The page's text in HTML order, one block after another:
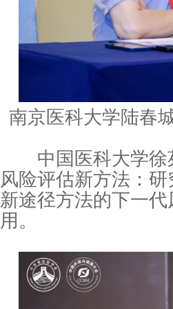
南京医科大学陆春
中国医科大学徐
风险评估新方法：
新途径方法的下一
用。